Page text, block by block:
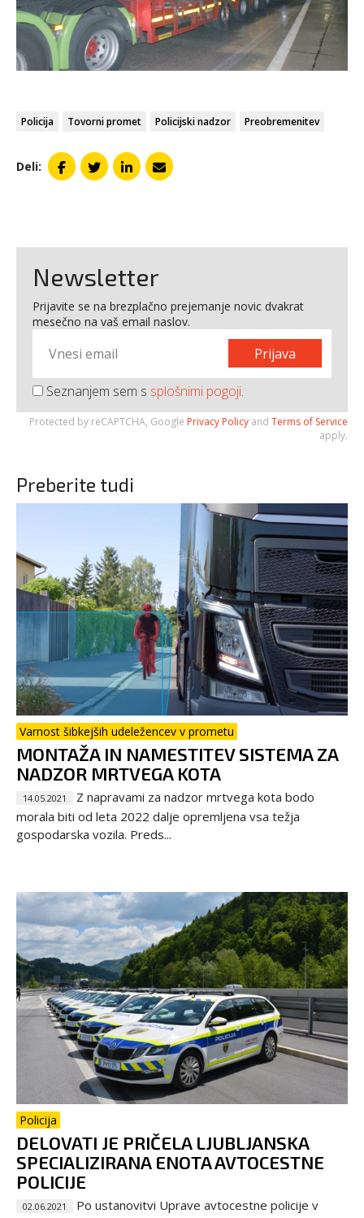
Policija Tovorni promet Policijski nadzor Preobremenitev
Deli:
Newsletter
Prijavite se na brezplačno prejemanje novic dvakrat
mesečno na vaš email naslov.
Prijava
Seznanjem sem s splošnimi pogoji.
Protected by reCAPTCHA, Google Privacy Policy and Terms of Service
apply.
Preberite tudi
Varnost šibkejših udeležencev v prometu
MONTAŽA IN NAMESTITEV SISTEMA ZA
NADZOR MRTVEGA KOTA
14.05.2021
Z napravami za nadzor mrtvega kota bodo
morala biti od leta 2022 dalje opremljena vsa težja
gospodarska vozila. Preds...
Policija
DELOVATI JE PRIČELA LJUBLJANSKA
SPECIALIZIRANA ENOTA AVTOCESTNE
POLICIJE
02.06.2021
Po ustanovitvi Uprave avtocestne policije v